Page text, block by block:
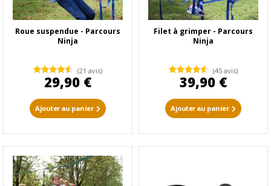
Roue suspendue - Parcours
Ninja
(21 avis)
29,90 €
Ajouter au panier
Filet à grimper - Parcours
Ninja
(45 avis)
39,90 €
Ajouter au panier